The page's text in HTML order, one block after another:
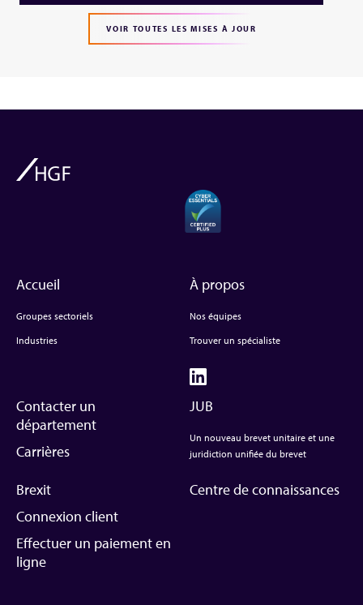
VOIR TOUTES LES MISES À JOUR
Accueil
Groupes sectoriels
Industries
À propos
Nos équipes
Trouver un spécialiste
Contacter un
département
Carrières
JUB
Un nouveau brevet unitaire et une
juridiction unifiée du brevet
Brexit
Connexion client
Effectuer un paiement en
ligne
Centre de connaissances